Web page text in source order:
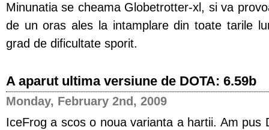
Minunatia se cheama Globetrotter-xl, si va
de un oras ales la intamplare din toate tarile
grad de dificultate sporit.
A aparut ultima versiune de DOTA: 6.59b
Monday, February 2nd, 2009
IceFrog a scos o noua varianta a hartii. Am pus